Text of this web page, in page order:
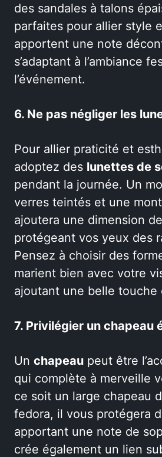
des sandales à talons
parfaites pour allier style
apportent une note
s’adaptant à l’ambiance
l’événement.
6. Ne pas négliger les
Pour allier praticité et
adoptez des lunettes de
pendant la journée. Un
verres teintés et une
ajoutera une dimension
protégeant vos yeux des
Pensez à choisir des
marient bien avec votre
ajoutant une belle touche
7. Privilégier un chapeau
Un chapeau peut être
qui complète à merveille
ce soit un large chapeau
fedora, il vous protégera
apportant une note de
crée également un lien